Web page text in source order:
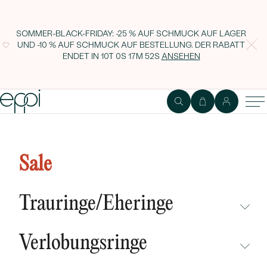
SOMMER-BLACK-FRIDAY: -25 % AUF SCHMUCK AUF LAGER
UND -10 % AUF SCHMUCK AUF BESTELLUNG. DER RABATT
ENDET IN 10T 0S 17M 52S ANSEHEN
Sale
Trauringe/Eheringe
NEUHEITEN
Verlobungsringe
Ihrer Wahl und Diamanten Lupe